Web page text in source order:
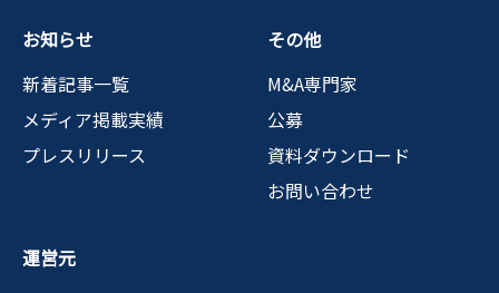
お知らせ
新着記事一覧
メディア掲載実績
プレスリリース
その他
M&A専門家
公募
資料ダウンロード
お問い合わせ
運営元